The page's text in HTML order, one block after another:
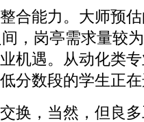
能力。大师预估
，岗亭需求量较
机遇。从动化类
分数段的学生正
，当然，但良多